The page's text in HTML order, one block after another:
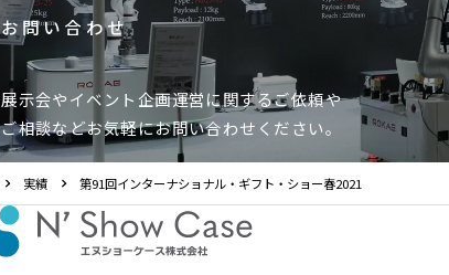
お問い合わせ
展示会やイベント企画運営に関するご依頼や
ご相談などお気軽にお問い合わせください。
実績 第91回インターナショナル・ギフト・ショー春2021